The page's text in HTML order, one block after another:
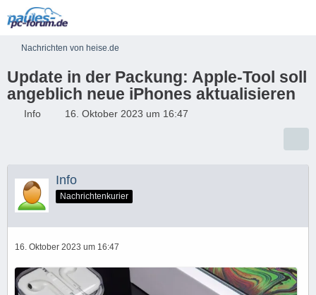
Nachrichten von heise.de
Update in der Packung: Apple-Tool soll
angeblich neue iPhones aktualisieren
Info 16. Oktober 2023 um 16:47
Info
Nachrichtenkurier
16. Oktober 2023 um 16:47